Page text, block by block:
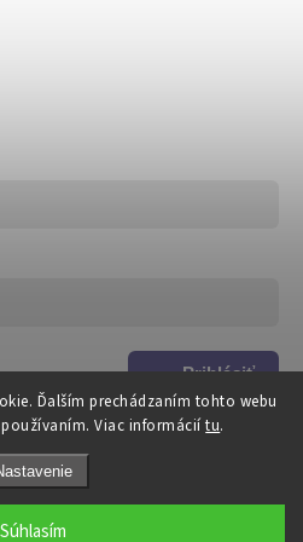
Ďalším prechádzaním tohto webu
používaním. Viac informáciítu.
Súhlasím
Prihlásiť
sa